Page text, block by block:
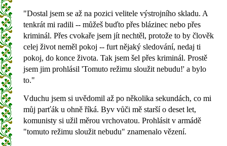
"Dostal jsem se až na pozici velitele výstrojního skladu. A
tenkrát mi radili -- můžeš buďto přes blázinec nebo přes
kriminál. Přes cvokaře jsem jít nechtěl, protože to by člověk
celej život neměl pokoj -- furt nějaký sledování, nedaj ti
pokoj, do konce života. Tak jsem šel přes kriminál. Prostě
jsem jim prohlásil 'Tomuto režimu sloužit nebudu!' a bylo
to."
Vduchu jsem si uvědomil až po několika sekundách, co mi
můj parťák u ohně říká. Byv vůči mě starší o deset let,
komunisty si užil měrou vrchovatou. Prohlásit v armádě
"tomuto režimu sloužit nebudu" znamenalo vězení.